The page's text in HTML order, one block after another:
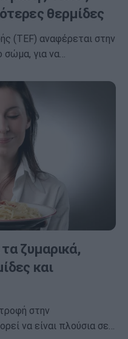
θερμίδες
(TEF) αναφέρεται στην
σώμα, για να…
ζυμαρικά,
και
στην
να είναι πλούσια σε…